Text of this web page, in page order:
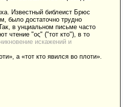
Известный библеист Брюс
было достаточно трудно
в унциальном письме часто
чтение "ος" ("тот кто"), в то
искажений и
а «тот кто явился во плоти».